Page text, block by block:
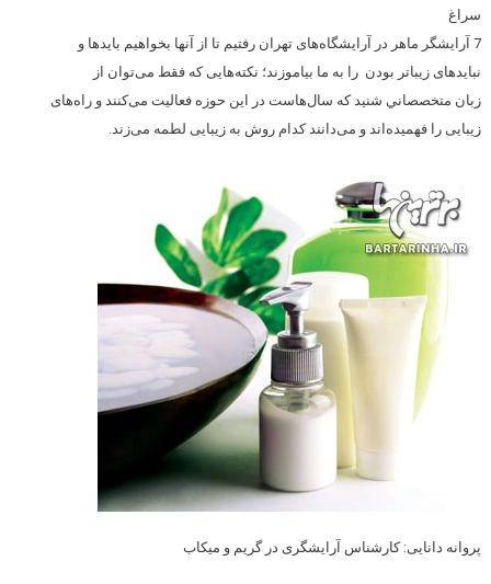
سراغ
7 آرایشگر ماهر در آرایشگاه‌های تهران رفتیم تا از آنها بخواهیم باید‌ها و
نبایدهای زیباتر بودن را به ما بیاموزند؛ نکته‌هایی که فقط می‌توان از
زبان متخصصاني شنید که سال‌هاست در این حوزه فعالیت می‌کنند و راه‌های
زیبایی را فهمیده‌اند و می‌دانند کدام روش به زیبایی لطمه می‌زند.
پروانه دانایی: کارشناس آرایشگری در گریم و میکاب